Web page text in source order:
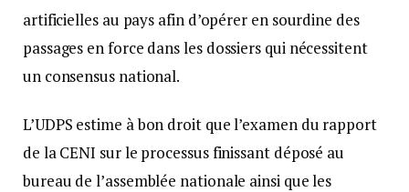
artificielles au pays afin d’opérer en sourdine des
passages en force dans les dossiers qui nécessitent
un consensus national.
L’UDPS estime à bon droit que l’examen du rapport
de la CENI sur le processus finissant déposé au
bureau de l’assemblée nationale ainsi que les